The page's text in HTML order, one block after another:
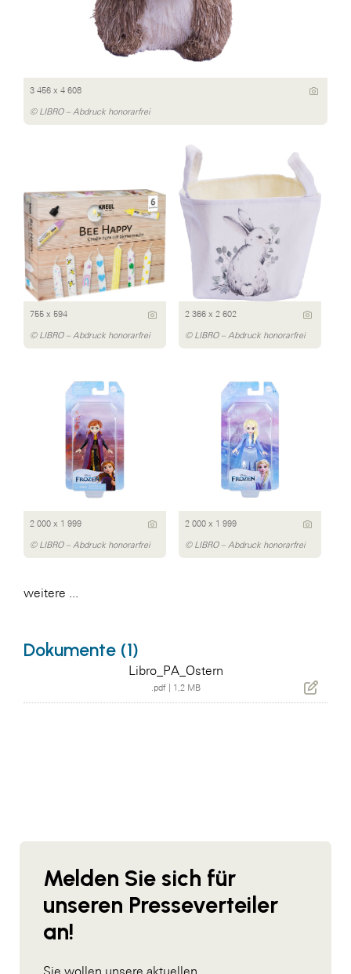
3 456 x 4 608
© LIBRO – Abdruck honorarfrei
755 x 594
© LIBRO – Abdruck honorarfrei
2 366 x 2 602
© LIBRO – Abdruck honorarfrei
2 000 x 1 999
© LIBRO – Abdruck honorarfrei
2 000 x 1 999
© LIBRO – Abdruck honorarfrei
weitere ...
Dokumente (1)
Libro_PA_Ostern
.pdf| 1,2 MB
Melden Sie sich für
unseren Presseverteiler
an!